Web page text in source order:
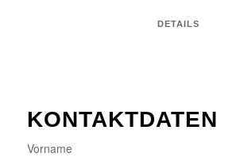
DETAILS
KONTAKTDATEN
Vorname